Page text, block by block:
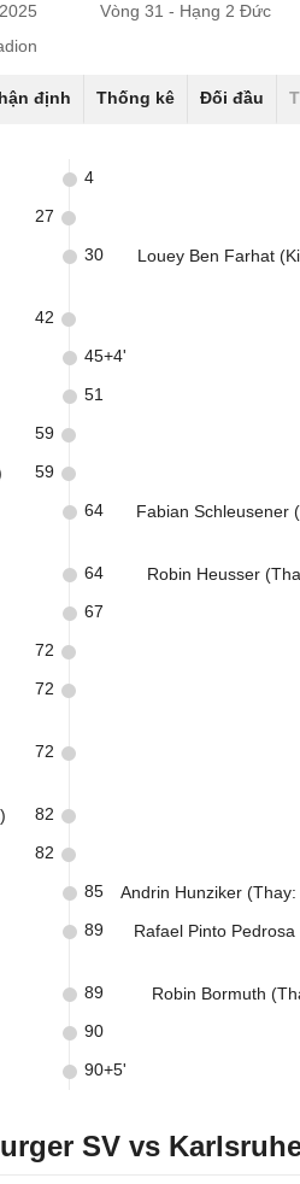
Vòng 31 - Hạng 2 Đức
định Thống kê Đối đầu
4
27
Louey Ben Farhat
30
42
45+4'
51
59
59
Fabian Schleusener
64
Robin Heusser
64
67
72
72
72
82
82
Andrin Hunziker
85
Rafael Pinto
89
Robin Bormuth
89
90
90+5'
SV vs